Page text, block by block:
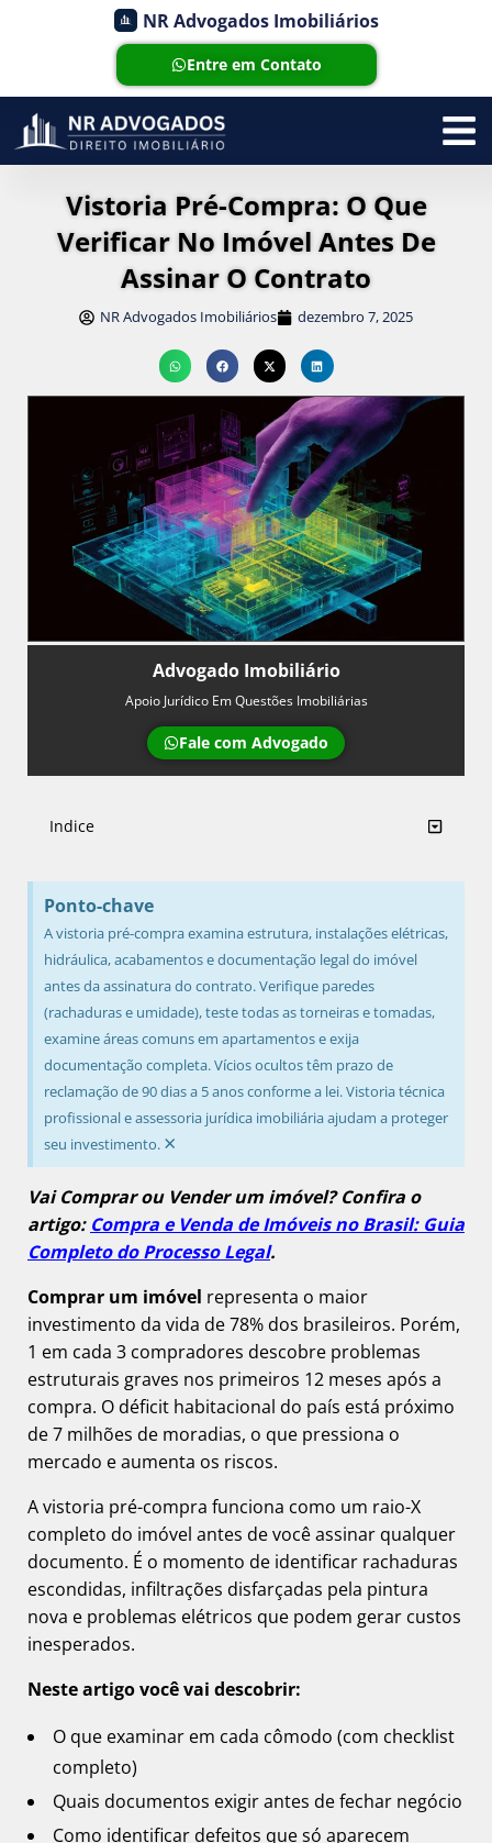
NR Advogados Imobiliários
Entre em Contato
Vistoria Pré-Compra: O Que
Verificar No Imóvel Antes De
Assinar O Contrato
NR Advogados Imobiliários dezembro 7, 2025
Advogado Imobiliário
Apoio Jurídico Em Questões Imobiliárias
Fale com Advogado
Indice
Ponto-chave
A vistoria pré-compra examina estrutura, instalações elétricas,
hidráulica, acabamentos e documentação legal do imóvel
antes da assinatura do contrato. Verifique paredes
(rachaduras e umidade), teste todas as torneiras e tomadas,
examine áreas comuns em apartamentos e exija
documentação completa. Vícios ocultos têm prazo de
reclamação de 90 dias a 5 anos conforme a lei. Vistoria técnica
profissional e assessoria jurídica imobiliária ajudam a proteger
seu investimento. ×
Vai Comprar ou Vender um imóvel? Confira o
artigo: Compra e Venda de Imóveis no Brasil: Guia
Completo do Processo Legal.
Comprar um imóvel representa o maior
investimento da vida de 78% dos brasileiros. Porém,
1 em cada 3 compradores descobre problemas
estruturais graves nos primeiros 12 meses após a
compra. O déficit habitacional do país está próximo
de 7 milhões de moradias, o que pressiona o
mercado e aumenta os riscos.
A vistoria pré-compra funciona como um raio-X
completo do imóvel antes de você assinar qualquer
documento. É o momento de identificar rachaduras
escondidas, infiltrações disfarçadas pela pintura
nova e problemas elétricos que podem gerar custos
inesperados.
Neste artigo você vai descobrir:
O que examinar em cada cômodo (com checklist
completo)
Quais documentos exigir antes de fechar negócio
Como identificar defeitos que só aparecem